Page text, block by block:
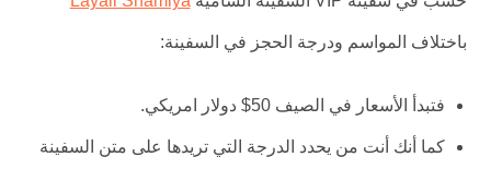
باختلاف المواسم ودرجة الحجز في السفينة:
فتبدأ الأسعار في الصيف 50$ دولار امريكي.
كما أنك أنت من يحدد الدرجة التي تريدها على متن السفينة